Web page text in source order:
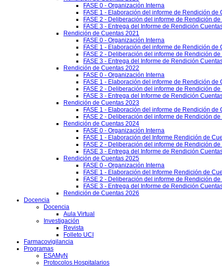
FASE 0 - Organización Interna
FASE 1 - Elaboración del informe de Rendición de
FASE 2 - Deliberación del informe de Rendición
FASE 3 - Entrega del Informe de Rendición
Rendición de Cuentas 2021
FASE 0 - Organización Interna
FASE 1 - Elaboración del informe de Rendición de
FASE 2 - Deliberación del informe de Rendición
FASE 3 - Entrega del Informe de Rendición
Rendición de Cuentas 2022
FASE 0 - Organización Interna
FASE 1 - Elaboración del informe de Rendición de
FASE 2 - Deliberación del informe de Rendición
FASE 3 - Entrega del Informe de Rendición
Rendición de Cuentas 2023
FASE 1 - Elaboración del informe de Rendición de
FASE 2 - Deliberación del informe de Rendición
Rendición de Cuentas 2024
FASE 0 - Organización Interna
FASE 1 - Elaboración del Informe Rendición de
FASE 2 - Deliberación del informe de Rendición
FASE 3 - Entrega del Informe de Rendición
Rendición de Cuentas 2025
FASE 0 - Organización Interna
FASE 1 - Elaboración del Informe Rendición de
FASE 2 - Deliberación del informe de Rendición
FASE 3 - Entrega del Informe de Rendición
Rendición de Cuentas 2026
Docencia
Docencia
Aula Virtual
Investigación
Revista
Folleto UCI
Farmacovigilancia
Programas
ESAMyN
Protocolos Hospitalarios